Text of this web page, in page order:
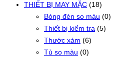
THIẾT BỊ MAY MẶC (18)
Bóng đèn so màu (0)
Thiết bị kiểm tra (5)
Thước xám (6)
Tủ so màu (0)